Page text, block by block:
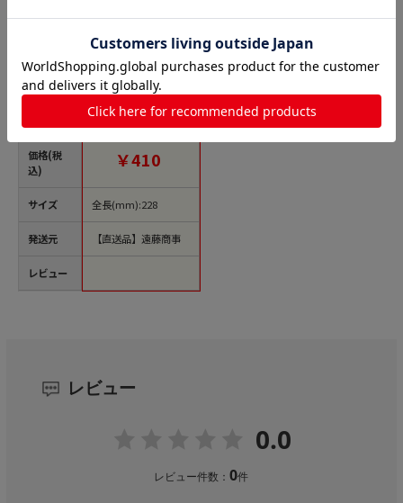
商品名
価格(税
込)
サイズ
発送元
レビュー
生卵の白身切 まぜ
卵 108457 オレンジ
1袋（ご注文単位1
￥410
全長(mm):228
【直送品】遠藤商事
レビュー
0.0
レビュー件数：0件